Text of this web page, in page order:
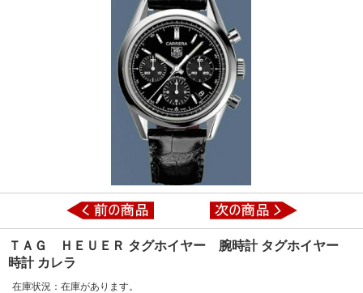
ＴＡＧ ＨＥＵＥＲ タグホイヤー 腕時計 タグホイヤー
時計 カレラ
在庫状況：在庫があります。